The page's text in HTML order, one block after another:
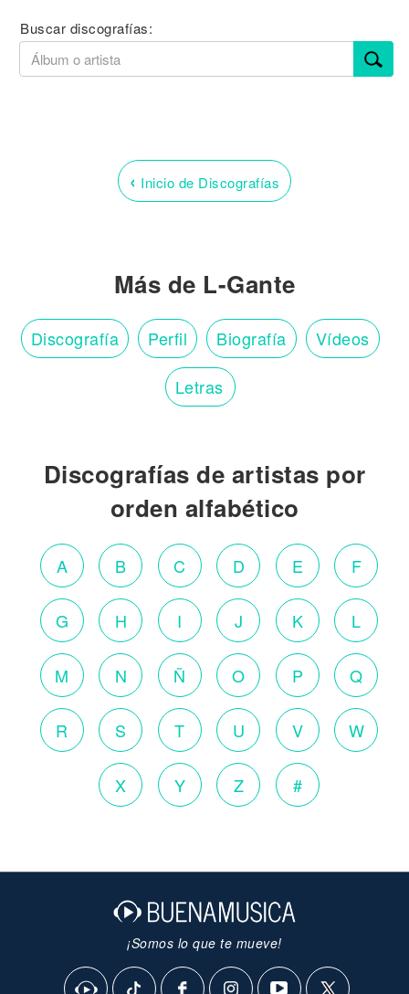
Buscar discografías:
‹ Inicio de Discografías
Más de L-Gante
Discografía Perfil Biografía Vídeos
Letras
Discografías de artistas por
orden alfabético
A B C D E F
G H I J K L
M N Ñ O P Q
R S T U V W
X Y Z #
¡Somos lo que te mueve!